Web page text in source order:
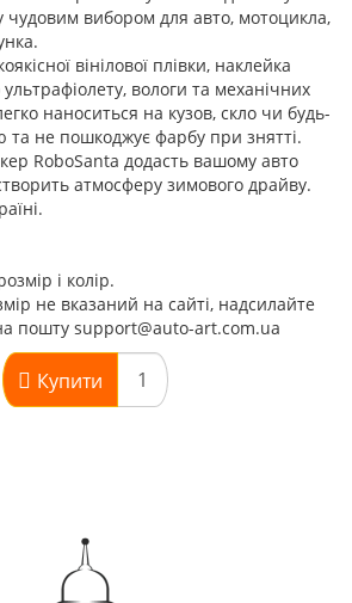
чудовим вибором для авто, мотоцикла,
вінілової плівки, наклейка
вологи та механічних
наноситься на кузов, скло чи будь-
та не пошкоджує фарбу при знятті.
RoboSanta додасть вашому авто
атмосферу зимового драйву.
і колір.
не вказаний на сайті, надсилайте
пошту support@auto-art.com.ua
Купити